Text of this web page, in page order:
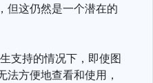
但这仍然是一个潜在的
支持的情况下，即使图
法方便地查看和使用，